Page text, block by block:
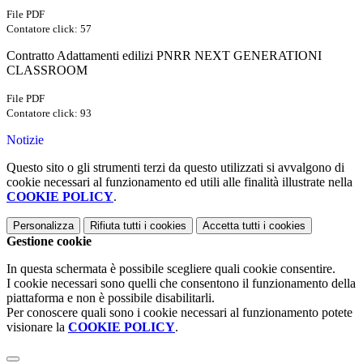
File PDF
Contatore click: 57
Contratto Adattamenti edilizi PNRR NEXT GENERATIONI
CLASSROOM
File PDF
Contatore click: 93
Notizie
Questo sito o gli strumenti terzi da questo utilizzati si avvalgono di
cookie necessari al funzionamento ed utili alle finalità illustrate nella
COOKIE POLICY.
Personalizza Rifiuta tutti i cookies Accetta tutti i cookies
Gestione cookie
In questa schermata è possibile scegliere quali cookie consentire.
I cookie necessari sono quelli che consentono il funzionamento della
piattaforma e non è possibile disabilitarli.
Per conoscere quali sono i cookie necessari al funzionamento potete
visionare la COOKIE POLICY.